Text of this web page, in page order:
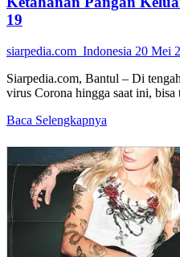
19
siarpedia.com_Indonesia 20 Mei
Siarpedia.com, Bantul – Di
virus Corona hingga saat ini, bisa
Baca Selengkapnya
about
Ketahanan
Pangan
Keluarga
saat
Pandemi
Covid-
19